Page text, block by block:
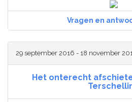
Vragen en
29 september 2016 - 18 november
Het onterecht